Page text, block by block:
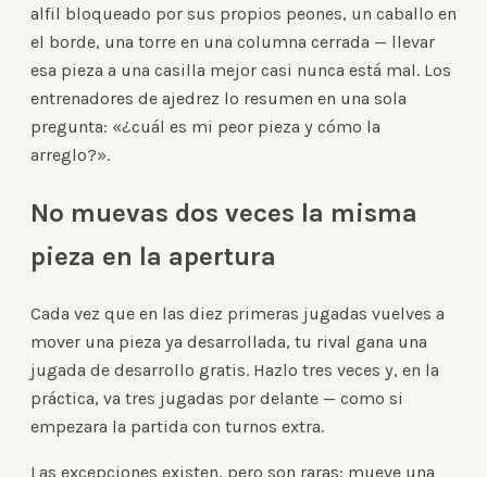
alfil bloqueado por sus propios peones, un caballo en
el borde, una torre en una columna cerrada — llevar
esa pieza a una casilla mejor casi nunca está mal. Los
entrenadores de ajedrez lo resumen en una sola
pregunta: «¿cuál es mi peor pieza y cómo la
arreglo?».
No muevas dos veces la misma
pieza en la apertura
Cada vez que en las diez primeras jugadas vuelves a
mover una pieza ya desarrollada, tu rival gana una
jugada de desarrollo gratis. Hazlo tres veces y, en la
práctica, va tres jugadas por delante — como si
empezara la partida con turnos extra.
Las excepciones existen, pero son raras: mueve una